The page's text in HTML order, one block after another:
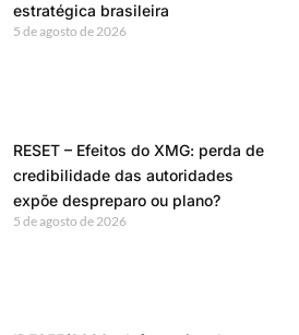
estratégica brasileira
5 de agosto de 2026
RESET – Efeitos do XMG: perda de
credibilidade das autoridades
expõe despreparo ou plano?
5 de agosto de 2026